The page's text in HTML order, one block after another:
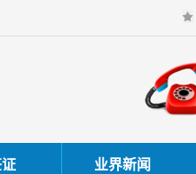
业界新闻